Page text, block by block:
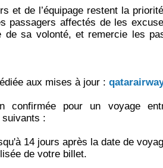
et de l’équipage restent la
passagers affectés de les
de sa volonté, et remercie les
aux mises à jour :
confirmée pour un voyage
suivants :
14 jours après la date de
de votre billet.